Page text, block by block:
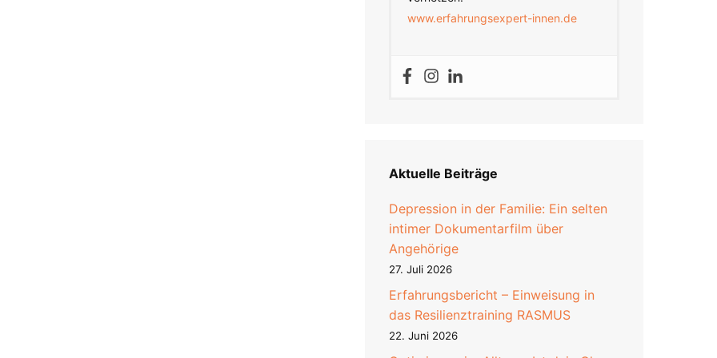
www.erfahrungsexpert-innen.de
Aktuelle Beiträge
Depression in der Familie: Ein selten
intimer Dokumentarfilm über
Angehörige
27. Juli 2026
Erfahrungsbericht – Einweisung in
das Resilienztraining RASMUS
22. Juni 2026